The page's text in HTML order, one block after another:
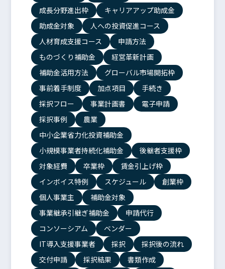
成長分野進出枠
キャリアアップ助成金
助成金対象
人への投資促進コース
人材育成支援コース
申請方法
ものづくり補助金
経営革新計画
補助金活用方法
グローバル市場開拓枠
事前着手制度
加点項目
手続き
採択フロー
事業計画書
電子申請
採択事例
農業
中小企業省力化投資補助金
小規模事業者持続化補助金
後継者支援枠
対象経費
卒業枠
賃金引上げ枠
インボイス特例
スケジュール
創業枠
個人事業主
補助金対象
事業継承引継ぎ補助金
申請代行
コンソーシアム
ベンダー
IT導入支援事業者
採択
採択後の流れ
交付申請
採択結果
書類作成